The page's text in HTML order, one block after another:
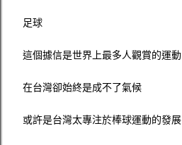
足球
這個據信是世界上最多人觀賞的運動
在台灣卻始終是成不了氣候
或許是台灣太專注於棒球運動的發展